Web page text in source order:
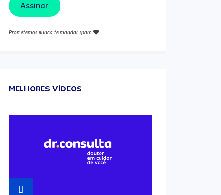
Assinar
Prometemos nunca te mandar spam
MELHORES VÍDEOS